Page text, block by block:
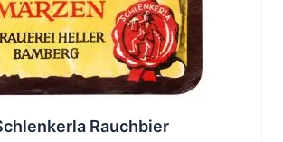
Rauchbier